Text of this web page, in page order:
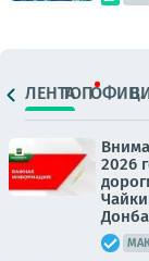
ЛЕНТАТОПОФИЦ.
2026